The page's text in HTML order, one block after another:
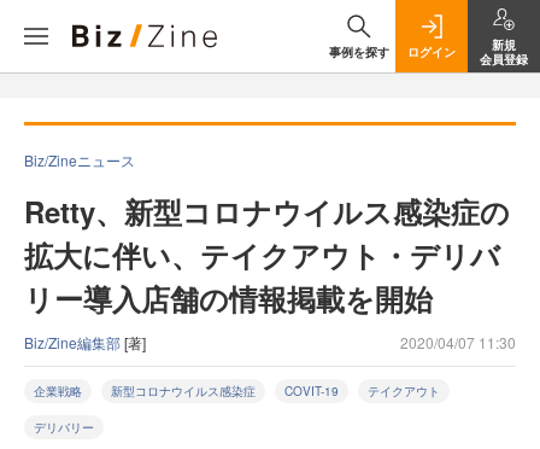
事例を探す ログイン
新規
会員登録
Biz/Zineニュース
Retty、新型コロナウイルス感染症の
拡大に伴い、テイクアウト・デリバ
リー導入店舗の情報掲載を開始
Biz/Zine編集部[著] 2020/04/07 11:30
企業戦略 新型コロナウイルス感染症 COVIT-19 テイクアウト
デリバリー